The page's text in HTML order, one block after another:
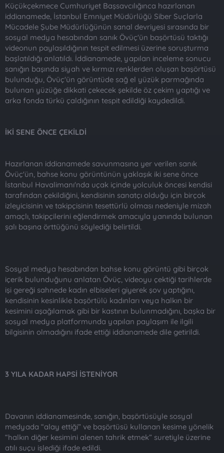
Küçükçekmece Cumhuriyet Başsavcılığınca hazırlanan
iddianamede, İstanbul Emniyet Müdürlüğü Siber Suçlarla
Mücadele Şube Müdürlüğünün sanal devriyesi sırasında bir
sosyal medya hesabından sanık Övüç'ün başörtüsü taktığı
videonun paylaşıldığının tespit edilmesi üzerine soruşturma
başlatıldığı anlatıldı. İddianamede, yapılan inceleme sonucu
sanığın başında siyah ve kırmızı renklerden oluşan başörtüsü
bulunduğu, Övüç'ün görüntüde sağ el yüzük parmağında
bulunan yüzüğe dikkati çekecek şekilde öz çekim yaptığı ve
arka fonda türkü çaldığının tespit edildiği kaydedildi.
İKİ SENE ÖNCE ÇEKİLDİ
Hazırlanan iddianamede savunmasına yer verilen sanık
Övüç'ün, bahse konu görüntünün yaklaşık iki sene önce
İstanbul Havalimanı'nda uçak içinde yolculuk öncesi kendisi
tarafından çekildiğini, kendisinin sanatçı olduğu için birçok
izleyicisinin ve takipçisinin tesettürlü olması nedeniyle mizah
amaçlı, takipçilerini eğlendirmek amacıyla yanında bulunan
şalı başına örttüğünü söylediği belirtildi.
Sosyal medya hesabından bahse konu görüntü gibi birçok
içerik bulunduğunu anlatan Övüç, videoyu çektiği tarihlerde
işi gereği sahnede kadın elbiseleri giyerek şov yaptığını,
kendisinin kesinlikle başörtülü kadınları veya halkın bir
kesimini aşağılamak gibi bir kastının bulunmadığını, başka bir
sosyal medya platformunda yapılan paylaşım ile ilgili
bilgisinin olmadığını ifade ettiği iddianamede dile getirildi.
3 YILA KADAR HAPSİ İSTENİYOR
Davanın iddianamesinde, sanığın, başörtüsüyle sosyal
medyada “alay ettiği” ve başörtüsü kullanan kesime yönelik
“halkın diğer kesimini alenen tahrik etmek” suretiyle üzerine
atılı suçu işlediği ifade edildi.